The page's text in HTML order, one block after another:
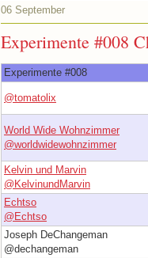
06 September
Experimente #008
Experimente #008
@tomatolix
World Wide Wohnzimmer
@worldwidewohnzimmer
Kelvin und Marvin
@KelvinundMarvin
Echtso
@Echtso
Joseph DeChangeman
@dechangeman